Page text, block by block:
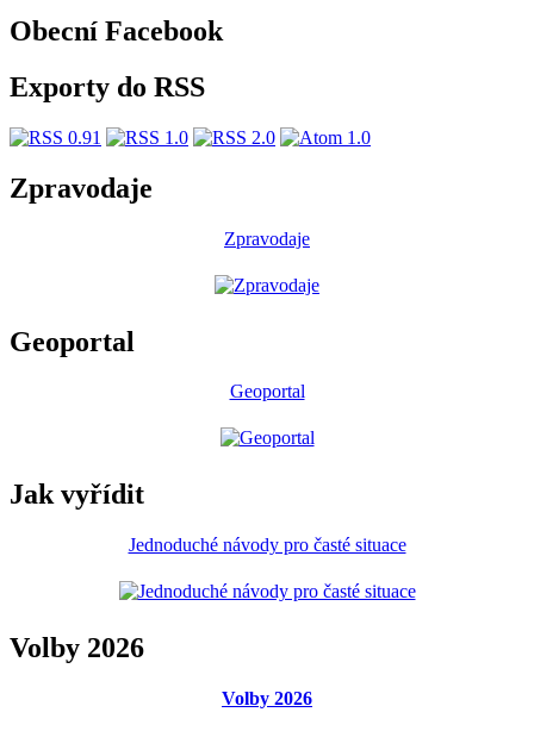
Obecní Facebook
Exporty do RSS
Zpravodaje
Zpravodaje
Geoportal
Geoportal
Jak vyřídit
Jednoduché návody pro časté situace
Volby 2026
Volby 2026